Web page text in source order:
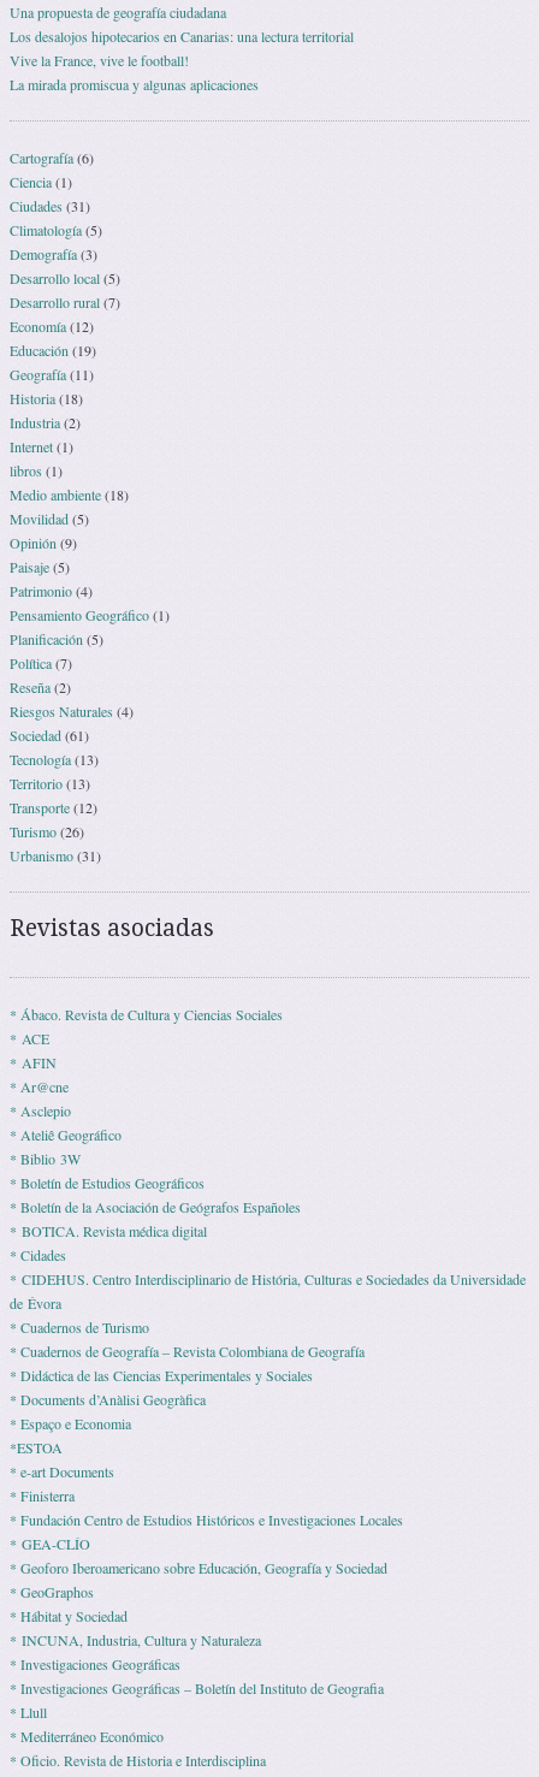
Una propuesta de geografía ciudadana
Los desalojos hipotecarios en Canarias: una lectura territorial
Vive la France, vive le football!
La mirada promiscua y algunas aplicaciones
Cartografía(6)
Ciencia(1)
Ciudades (31)
Climatología(5)
Demografía(3)
Desarrollo local(5)
Desarrollo rural(7)
Economía(12)
Educación (19)
Geografía(11)
Historia(18)
Industria(2)
Internet(1)
libros (1)
Medio ambiente(18)
Movilidad(5)
Opinión (9)
Paisaje(5)
Patrimonio(4)
Pensamiento Geográfico(1)
Planificación (5)
Política(7)
Reseña(2)
Riesgos Naturales (4)
Sociedad(61)
Tecnología(13)
Territorio(13)
Transporte(12)
Turismo(26)
Urbanismo(31)
Revistas asociadas
* Ábaco. Revista de Cultura y Ciencias Sociales
* ACE
* AFIN
* Ar@cne
* Asclepio
* Ateliê Geográfico
* Biblio 3W
* Boletín de Estudios Geográficos
* Boletín de la Asociación de Geógrafos Españoles
* BOTICA. Revista médica digital
* Cidades
* CIDEHUS. Centro Interdisciplinario de História, Culturas e Sociedades da Universidade
de Évora
* Cuadernos de Turismo
* Cuadernos de Geografía – Revista Colombiana de Geografía
* Didáctica de las Ciencias Experimentales y Sociales
* Documents d’Anàlisi Geogràfica
* Espaço e Economia
*ESTOA
* e-art Documents
* Finisterra
* Fundación Centro de Estudios Históricos e Investigaciones Locales
* GEA-CLÍO
* Geoforo Iberoamericano sobre Educación, Geografía y Sociedad
* GeoGraphos
* Hábitat y Sociedad
* INCUNA, Industria, Cultura y Naturaleza
* Investigaciones Geográficas
* Investigaciones Geográficas – Boletín del Instituto de Geografia
* Llull
* Mediterráneo Económico
* Ofi­cio. Revista de His­to­ria e Interdisciplina